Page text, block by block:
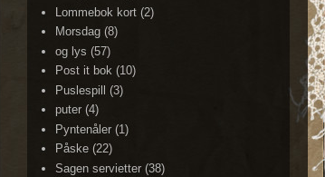
Lommebok kort (2)
Morsdag (8)
og lys (57)
Post it bok (10)
Puslespill
(3)
puter (4)
Pyntenåler (1)
Påske (22)
Sagen servietter (38)